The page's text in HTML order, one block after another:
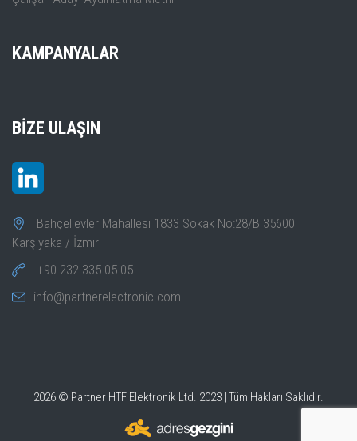
KAMPANYALAR
BIZE ULAŞIN
Bahçelievler Mahallesi 1833 Sokak No:28/B 35600
Karşıyaka / İzmir
+90 232 335 05 05
info@partnerelectronic.com
2026 © Partner HTF Elektronik Ltd. 2023 | Tüm Hakları Saklıdır.